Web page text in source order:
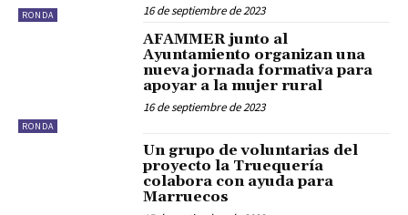
RONDA 16 de septiembre de 2023
RONDA
AFAMMER junto al
Ayuntamiento organizan una
nueva jornada formativa para
apoyar a la mujer rural
16 de septiembre de 2023
Un grupo de voluntarias del
proyecto la Truequería
colabora con ayuda para
Marruecos